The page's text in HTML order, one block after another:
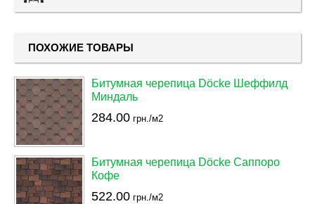
ПОХОЖИЕ ТОВАРЫ
Битумная черепица Döcke Шеффилд
Миндаль
284.00 грн./м2
Битумная черепица Döcke Саппоро
Кофе
522.00 грн./м2